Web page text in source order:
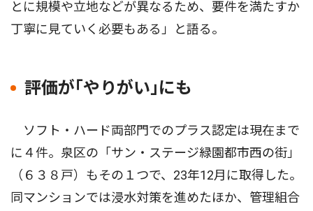
とに規模や立地などが異なるため、要件を満たすか
丁寧に見ていく必要もある」と語る。
評価が｢やりがい｣にも
ソフト・ハード両部門でのプラス認定は現在まで
に４件。泉区の「サン・ステージ緑園都市西の街」
（６３８戸）もその１つで、23年12月に取得した。
同マンションでは浸水対策を進めたほか、管理組合